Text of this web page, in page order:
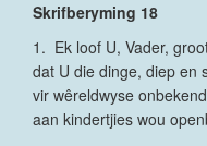
Skrifberyming 18
1. Ek loof U, Vader,
dat U die dinge, diep en
vir wêreldwyse
aan kindertjies wou